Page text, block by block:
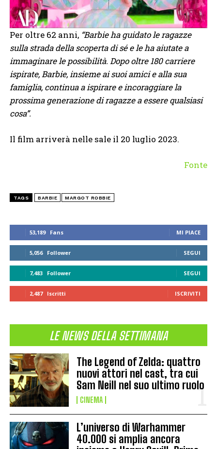
53,189 Fans MI PIACE
5,056 Follower SEGUI
7,483 Follower SEGUI
2,487 Iscritti ISCRIVITI
LE NEWS DELLA SETTIMANA
The Legend of Zelda: quattro
nuovi attori nel cast, tra cui
Sam Neill nel suo ultimo ruolo
CINEMA
L’universo di Warhammer
40.000 si amplia ancora
Per oltre 62 anni, “Barbie ha guidato le ragazze
sulla strada della scoperta di sé e le ha aiutate a
immaginare le possibilità. Dopo oltre 180 carriere
ispirate, Barbie, insieme ai suoi amici e alla sua
famiglia, continua a ispirare e incoraggiare la
prossima generazione di ragazze a essere qualsiasi
cosa”.
Il film arriverà nelle sale il 20 luglio 2023.
Fonte
TAGS BARBIE MARGOT ROBBIE